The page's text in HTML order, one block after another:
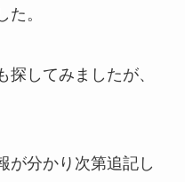
。
してみましたが、
が分かり次第追記し